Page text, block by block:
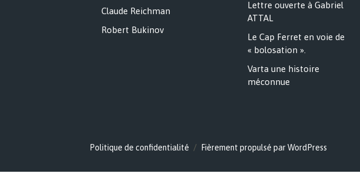
Claude Reichman
Robert Bukinov
Lettre ouverte à Gabriel
ATTAL
Le Cap Ferret en voie de
« bolosation ».
Varta une histoire
méconnue
Politique de confidentialité Fièrement propulsé par WordPress